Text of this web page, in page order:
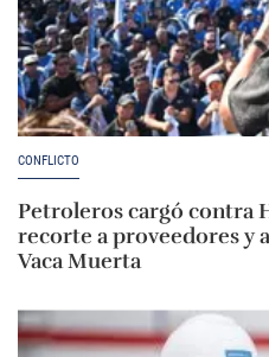
CONFLICTO
Petroleros cargó contra
recorte a proveedores y
Vaca Muerta